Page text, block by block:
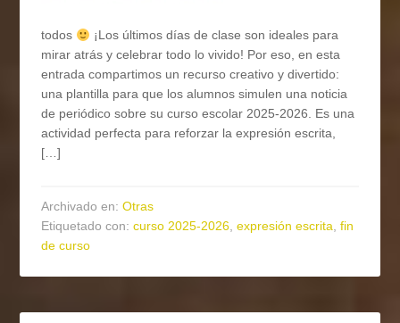
todos
¡Los últimos días de clase son ideales para
mirar atrás y celebrar todo lo vivido! Por eso, en esta
entrada compartimos un recurso creativo y divertido:
una plantilla para que los alumnos simulen una noticia
de periódico sobre su curso escolar 2025-2026. Es una
actividad perfecta para reforzar la expresión escrita,
[…]
Archivado en:Otras
Etiquetado con:curso 2025-2026,expresión escrita,fin
de curso